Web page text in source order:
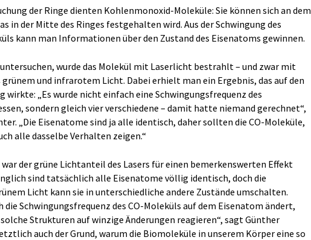
der Ringe dienten Kohlenmonoxid-Moleküle: Sie können sich an dem
in der Mitte des Ringes festgehalten wird. Aus der Schwingung des
kann man Informationen über den Zustand des Eisenatoms gewinnen.
wurde das Molekül mit Laserlicht bestrahlt – und zwar mit
und infrarotem Licht. Dabei erhielt man ein Ergebnis, das auf den
wirkte: „Es wurde nicht einfach eine Schwingungsfrequenz des
sondern gleich vier verschiedene – damit hatte niemand gerechnet“,
„Die Eisenatome sind ja alle identisch, daher sollten die CO-Moleküle,
alle dasselbe Verhalten zeigen.“
der grüne Lichtanteil des Lasers für einen bemerkenswerten Effekt
sind tatsächlich alle Eisenatome völlig identisch, doch die
Licht kann sie in unterschiedliche andere Zustände umschalten.
die Schwingungsfrequenz des CO-Moleküls auf dem Eisenatom ändert,
Strukturen auf winzige Änderungen reagieren“, sagt Günther
auch der Grund, warum die Biomoleküle in unserem Körper eine so